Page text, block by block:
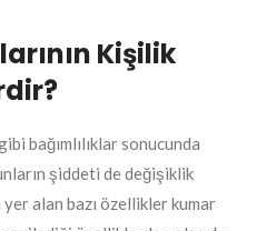
Kişilik
bağımlılıklar sonucunda
şiddeti de değişiklik
alan bazı özellikler kumar